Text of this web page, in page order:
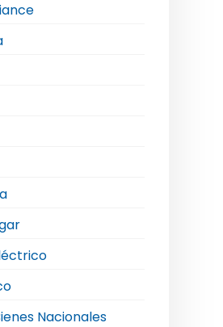
e Hidrógeno Verde
Nacionales